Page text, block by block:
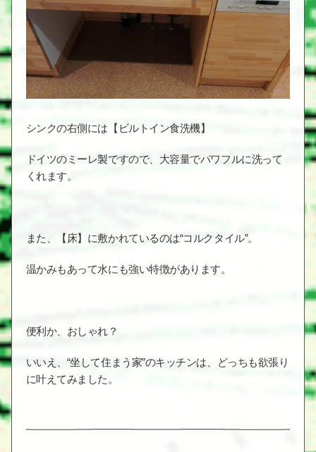
シンクの右側には【ビルトイン食洗機】
ドイツのミーレ製ですので、大容量でパワフルに洗って
くれます。
また、【床】に敷かれているのは“コルクタイル”。
温かみもあって水にも強い特徴があります。
便利か、おしゃれ？
いいえ、“坐して住まう家”のキッチンは、どっちも欲張り
に叶えてみました。